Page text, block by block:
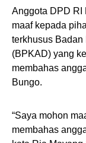
Anggota DPD RI
maaf kepada
terkhusus
(BPKAD) yang
membahas
Bungo.
“Saya mohon
membahas